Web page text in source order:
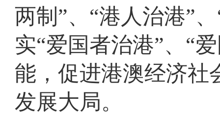
两制”、“港人治港”
实“爱国者治港”、“
能，促进港澳经济社
发展大局。